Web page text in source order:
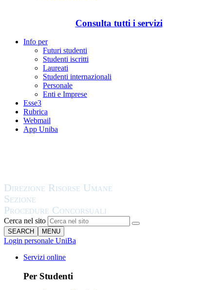
Consulta tutti i servizi
Info per
Futuri studenti
Studenti iscritti
Laureati
Studenti internazionali
Personale
Enti e Imprese
Esse3
Rubrica
Webmail
App Uniba
Cerca nel sito
SEARCH MENU
Login personale UniBa
Servizi online
Per Studenti